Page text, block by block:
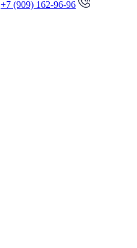
+7 (909) 162-96-96